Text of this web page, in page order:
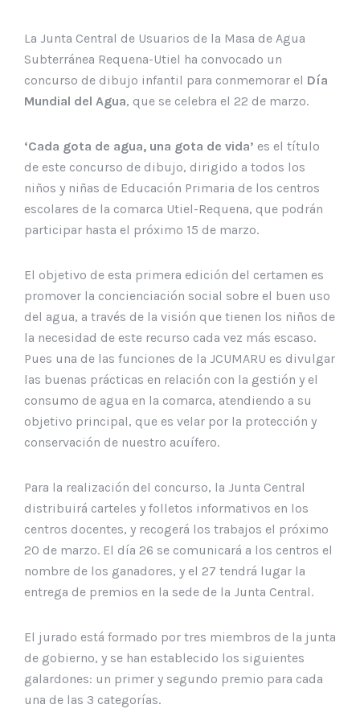
La Junta Central de Usuarios de la Masa de Agua
Subterránea Requena-Utiel ha convocado un
concurso de dibujo infantil para conmemorar el Día
Mundial del Agua, que se celebra el 22 de marzo.
‘Cada gota de agua, una gota de vida’ es el título
de este concurso de dibujo, dirigido a todos los
niños y niñas de Educación Primaria de los centros
escolares de la comarca Utiel-Requena, que podrán
participar hasta el próximo 15 de marzo.
El objetivo de esta primera edición del certamen es
promover la concienciación social sobre el buen uso
del agua, a través de la visión que tienen los niños de
la necesidad de este recurso cada vez más escaso.
Pues una de las funciones de la JCUMARU es divulgar
las buenas prácticas en relación con la gestión y el
consumo de agua en la comarca, atendiendo a su
objetivo principal, que es velar por la protección y
conservación de nuestro acuífero.
Para la realización del concurso, la Junta Central
distribuirá carteles y folletos informativos en los
centros docentes, y recogerá los trabajos el próximo
20 de marzo. El día 26 se comunicará a los centros el
nombre de los ganadores, y el 27 tendrá lugar la
entrega de premios en la sede de la Junta Central.
El jurado está formado por tres miembros de la junta
de gobierno, y se han establecido los siguientes
galardones: un primer y segundo premio para cada
una de las 3 categorías.